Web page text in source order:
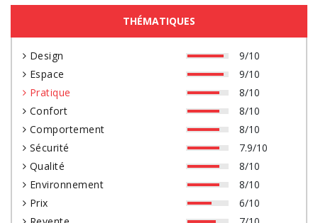
THÉMATIQUES
Design
9/10
Espace
9/10
Pratique
8/10
Confort
8/10
Comportement
8/10
Sécurité
7.9/10
Qualité
8/10
Environnement
8/10
Prix
6/10